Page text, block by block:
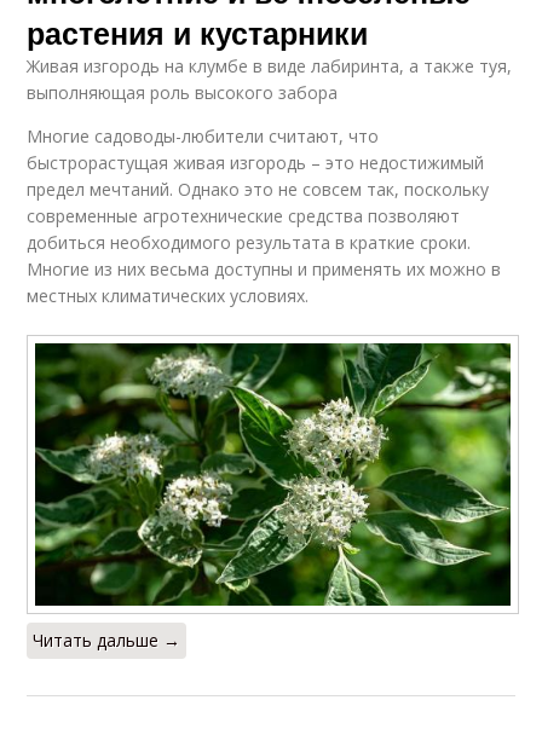
растения и кустарники
Живая изгородь на клумбе в виде лабиринта, а также туя,
выполняющая роль высокого забора
Многие садоводы-любители считают, что
быстрорастущая живая изгородь – это недостижимый
предел мечтаний. Однако это не совсем так, поскольку
современные агротехнические средства позволяют
добиться необходимого результата в краткие сроки.
Многие из них весьма доступны и применять их можно в
местных климатических условиях.
Читать дальше →